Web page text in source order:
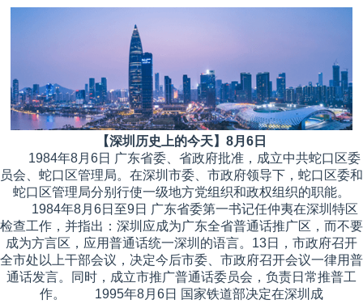
【深圳历史上的今天】8月6日
1984年8月6日 广东省委、省政府批准，成立中共蛇口区委
员会、蛇口区管理局。在深圳市委、市政府领导下，蛇口区委和
蛇口区管理局分别行使一级地方党组织和政权组织的职能。
1984年8月6日至9日 广东省委第一书记任仲夷在深圳特区
检查工作，并指出：深圳应成为广东全省普通话推广区，而不要
成为方言区，应用普通话统一深圳的语言。13日，市政府召开
全市处以上干部会议，决定今后市委、市政府召开会议一律用普
通话发言。同时，成立市推广普通话委员会，负责日常推普工
作。 1995年8月6日 国家铁道部决定在深圳成